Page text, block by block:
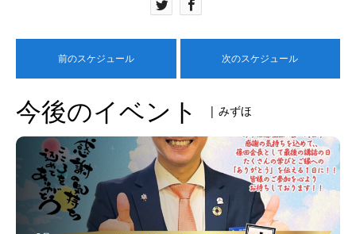
前のスケジュール 次のスケジュール
今後のイベント | みずほ